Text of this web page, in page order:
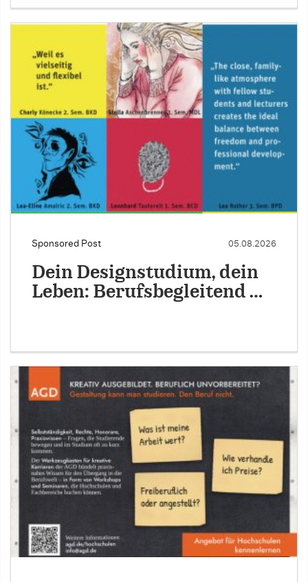
Sponsored Post 05.08.2026
Dein Designstudium, dein
Leben: Berufsbegleitend …